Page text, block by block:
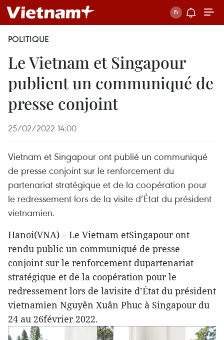
POLITIQUE
Le Vietnam et Singapour
publient un communiqué de
presse conjoint
25/02/2022 14:00
Vietnam et Singapour ont publié un communiqué
de presse conjoint sur le renforcement du
partenariat stratégique et de la coopération pour
le redressement lors de la visite d’État du président
vietnamien.
Hanoi(VNA) – Le Vietnam etSingapour ont
rendu public un communiqué de presse
conjoint sur le renforcement dupartenariat
stratégique et de la coopération pour le
redressement lors de lavisite d’État du président
vietnamien Nguyên Xuân Phuc à Singapour du
24 au 26février 2022.